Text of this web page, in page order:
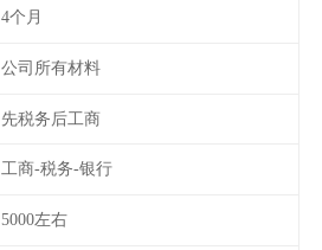
4个月
公司所有材料
先税务后工商
工商-税务-银行
5000左右